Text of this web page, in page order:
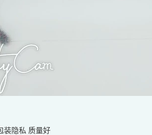
装隐私 质量好